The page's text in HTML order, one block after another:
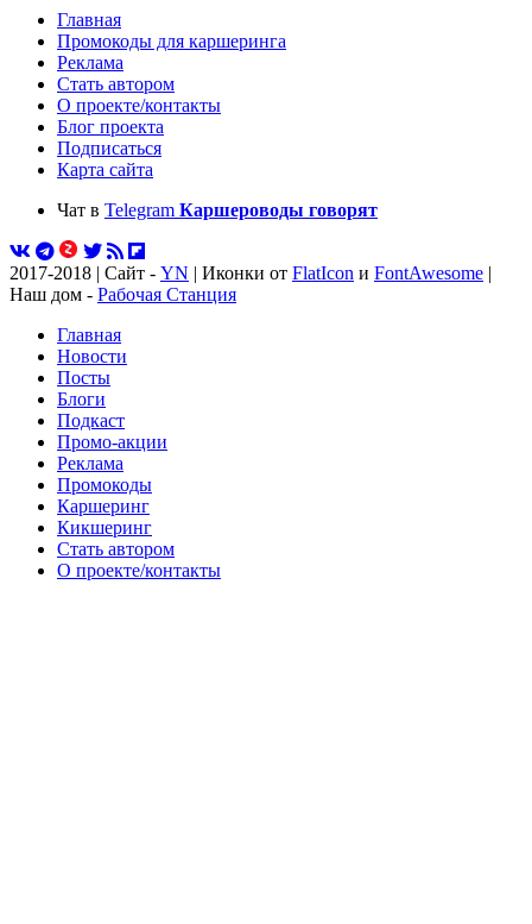
Главная
Промокоды для каршеринга
Реклама
Стать автором
О проекте/контакты
Блог проекта
Подписаться
Карта сайта
Чат в Telegram Каршероводы говорят
2017-2018 | Сайт - YN | Иконки от FlatIcon и FontAwesome |
Наш дом - Рабочая Станция
Главная
Новости
Посты
Блоги
Подкаст
Промо-акции
Реклама
Промокоды
Каршеринг
Кикшеринг
Стать автором
О проекте/контакты